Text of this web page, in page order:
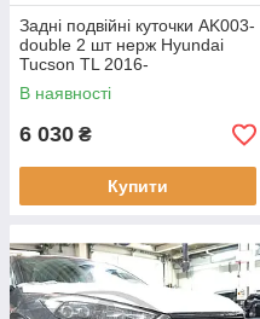
Задні подвійні куточки AK003-
double 2 шт нерж Hyundai
Tucson TL 2016-
В наявності
6 030 ₴
Купити